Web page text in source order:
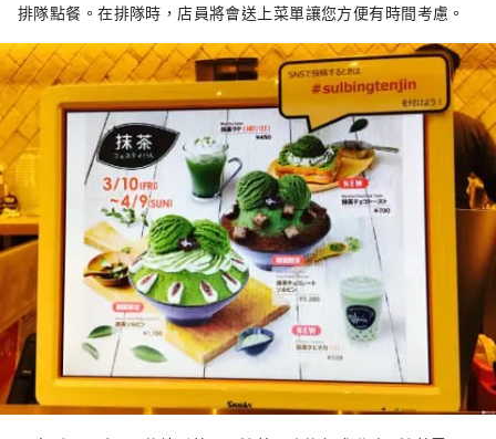
排隊點餐。在排隊時，店員將會送上菜單讓您方便有時間考慮。